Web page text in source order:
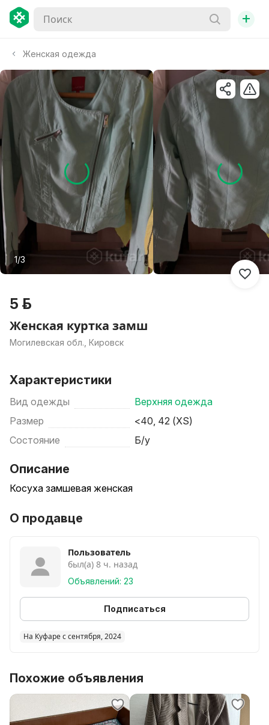
+
Женская одежда
1/3
5 р.
Женская куртка замш
Могилевская обл., Кировск
Характеристики
Вид одежды
Верхняя одежда
Размер
<40, 42 (XS)
Состояние
Б/у
Описание
Косуха замшевая женская
О продавце
Пользователь
был(а) 8 ч. назад
Объявлений: 23
Подписаться
На Куфаре с сентября, 2024
Похожие объявления